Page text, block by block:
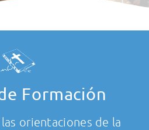
Formación
orientaciones de la